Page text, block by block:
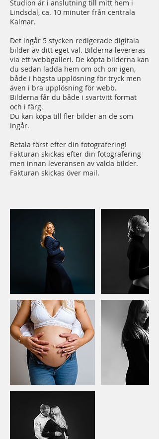
Studion är i anslutning till mitt hem i
Lindsdal, ca. 10 minuter från centrala
Kalmar.
Det ingår 5 stycken redigerade digitala
bilder av ditt eget val. Bilderna levereras
via ett webbgalleri. De köpta bilderna kan
du sedan ladda hem om och om igen,
både i högsta upplösning för tryck men
även i bra upplösning för webb.
Bilderna får du både i svartvitt format
och i färg.
Du kan köpa till fler bilder än de som
ingår.
Betala först efter din fotografering!
Fakturan skickas efter din fotografering
men innan leveransen av valda bilder.
Fakturan skickas över mail.